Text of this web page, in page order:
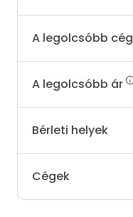
A legolcsóbb cég
A legolcsóbb ár
Bérleti helyek
Cégek